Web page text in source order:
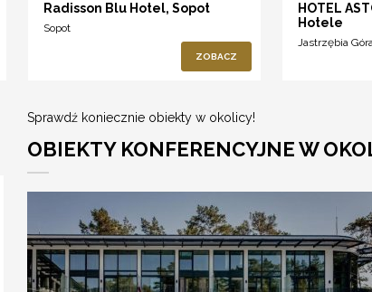
Radisson Blu Hotel, Sopot
Sopot
ZOBACZ
HOTEL
Hotele
Jastrzębia
Sprawdź koniecznie obiekty w okolicy!
OBIEKTY KONFERENCYJNE W